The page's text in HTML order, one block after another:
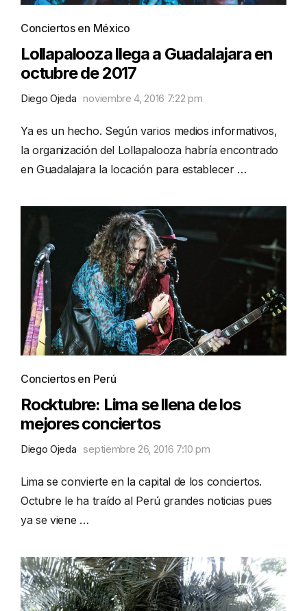
Conciertos en México
Lollapalooza llega a Guadalajara en
octubre de 2017
Diego Ojeda noviembre 4, 2016 7:22 pm
Ya es un hecho. Según varios medios informativos,
la organización del Lollapalooza habría encontrado
en Guadalajara la locación para establecer …
Conciertos en Perú
Rocktubre: Lima se llena de los
mejores conciertos
Diego Ojeda septiembre 26, 2016 7:10 pm
Lima se convierte en la capital de los conciertos.
Octubre le ha traído al Perú grandes noticias pues
ya se viene …